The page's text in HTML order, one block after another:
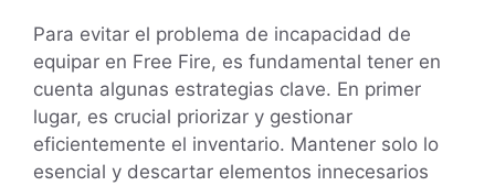
Para evitar el problema de incapacidad de
equipar en Free Fire, es fundamental tener en
cuenta algunas estrategias clave. En primer
lugar, es crucial priorizar y gestionar
eficientemente el inventario. Mantener solo lo
esencial y descartar elementos innecesarios